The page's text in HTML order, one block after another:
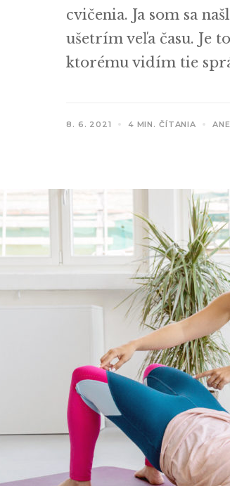
cvičenia. Ja som sa
ušetrím veľa času. Je
ktorému vidím tie
8. 6. 2021 4 MIN. ČÍTANIA